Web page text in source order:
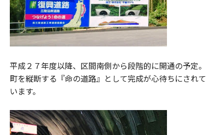
平成２７年度以降、区間南側から段階的に開通の予定。
町を縦断する『命の道路』として完成が心待ちにされて
います。